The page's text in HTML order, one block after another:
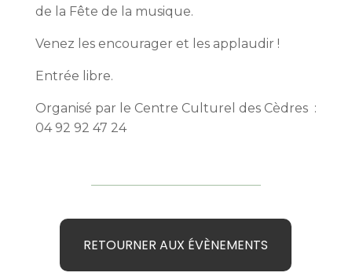
de la Fête de la musique.
Venez les encourager et les applaudir !
Entrée libre.
Organisé par le Centre Culturel des Cèdres :
04 92 92 47 24
RETOURNER AUX ÉVÈNEMENTS